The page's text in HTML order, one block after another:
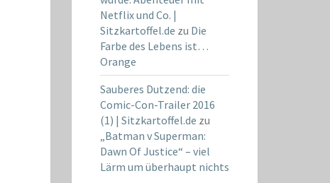
Netflix und Co. |
Sitzkartoffel.de zu Die
Farbe des Lebens ist…
Orange
Sauberes Dutzend: die
Comic-Con-Trailer 2016
(1) | Sitzkartoffel.de zu
„Batman v Superman:
Dawn Of Justice“ – viel
Lärm um überhaupt nichts